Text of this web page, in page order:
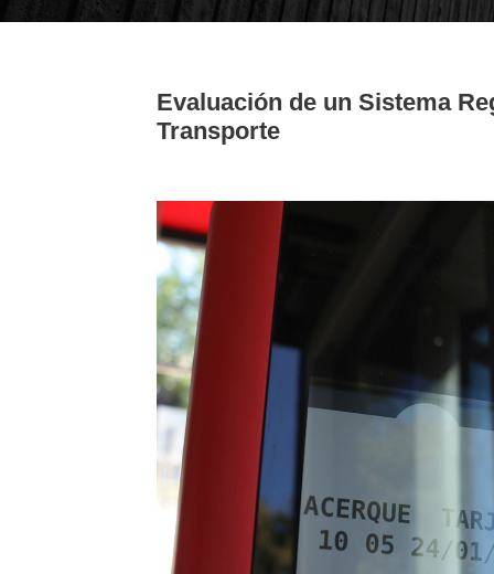
Evaluación de un Sistema
Transporte